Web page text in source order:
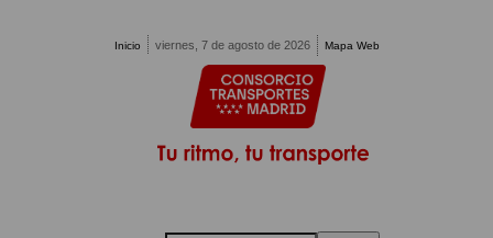
Inicio viernes, 7 de agosto de 2026 Mapa Web